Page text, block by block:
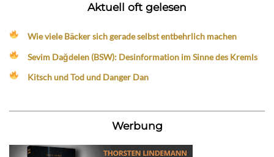
Aktuell oft gelesen
Wie viele Bäcker sich gerade selbst entbehrlich machen
Sevim Dağdelen (BSW): Desinformation im Sinne des Kremls
Kitsch und Tod und Danger Dan
Werbung